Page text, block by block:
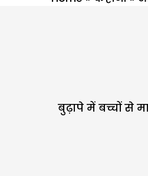
बुढ़ापे में बच्चों से